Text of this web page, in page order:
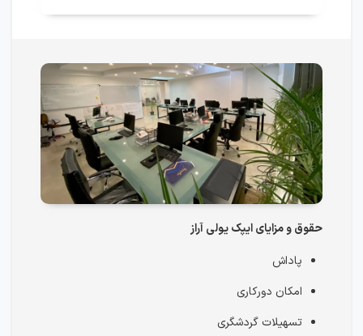
حقوق و مزایای ایپک یولی آراز
پاداش
امکان دورکاری
تسهیلات گردشگری